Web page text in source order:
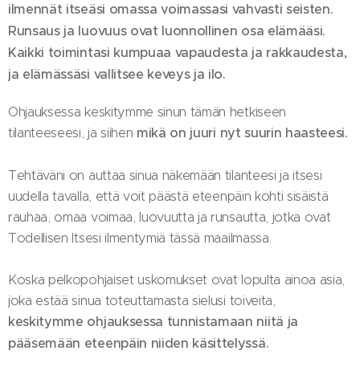
ilmennät itseäsi omassa voimassasi vahvasti seisten.
Runsaus ja luovuus ovat luonnollinen osa elämääsi.
Kaikki toimintasi kumpuaa vapaudesta ja rakkaudesta,
ja elämässäsi vallitsee keveys ja ilo.
Ohjauksessa keskitymme sinun tämän hetkiseen
tilanteeseesi, ja siihen mikä on juuri nyt suurin haasteesi.
Tehtäväni on auttaa sinua näkemään tilanteesi ja itsesi
uudella tavalla, että voit päästä eteenpäin kohti sisäistä
rauhaa, omaa voimaa, luovuutta ja runsautta, jotka ovat
Todellisen Itsesi ilmentymiä tässä maailmassa.
Koska pelkopohjaiset uskomukset ovat lopulta ainoa asia,
joka estää sinua toteuttamasta sielusi toiveita,
keskitymme ohjauksessa tunnistamaan niitä ja
pääsemään eteenpäin niiden käsittelyssä.